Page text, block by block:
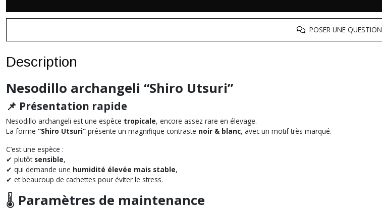
POSER UNE QUESTION
Description
Nesodillo archangeli “Shiro Utsuri”
📌 Présentation rapide
Nesodillo archangeli est une espèce tropicale, encore assez rare en élevage.
La forme “Shiro Utsuri” présente un magnifique contraste noir & blanc, avec un motif très marqué.
C’est une espèce :
✔ plutôt sensible,
✔ qui demande une humidité élevée mais stable,
✔ et beaucoup de cachettes pour éviter le stress.
🌡️ Paramètres de maintenance